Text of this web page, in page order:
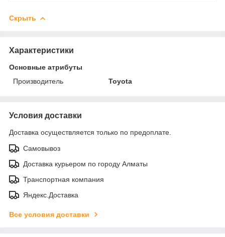
Скрыть
Характеристики
Основные атрибуты
Производитель
Toyota
Условия доставки
Доставка осуществляется только по предоплате.
Самовывоз
Доставка курьером по городу Алматы
Транспортная компания
Яндекс.Доставка
Все условия доставки